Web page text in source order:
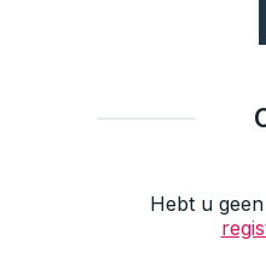
Hebt u